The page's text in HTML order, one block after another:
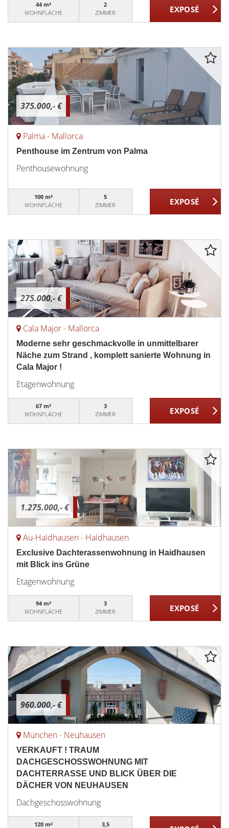
44 m²
WOHNFLÄCHE
2
ZIMMER
375.000,- €
Palma - Mallorca
Penthouse im Zentrum von Palma
Penthousewohnung
100 m²
WOHNFLÄCHE
5
ZIMMER
275.000,- €
Cala Major - Mallorca
Moderne sehr geschmackvolle in unmittelbarer
Näche zum Strand , komplett sanierte Wohnung in
Cala Major !
Etagenwohnung
67 m²
WOHNFLÄCHE
3
ZIMMER
1.275.000,- €
Au-Haidhausen - Haidhausen
Exclusive Dachterassenwohnung in Haidhausen
mit Blick ins Grüne
Etagenwohnung
94 m²
WOHNFLÄCHE
3
ZIMMER
960.000,- €
München - Neuhausen
VERKAUFT ! TRAUM
DACHGESCHOSSWOHNUNG MIT
DACHTERRASSE UND BLICK ÜBER DIE
DÄCHER VON NEUHAUSEN
Dachgeschosswohnung
120 m² 3,5